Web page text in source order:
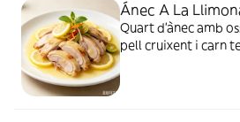
Ánec A La
Quart d'ànec amb
pell cruixent i carn